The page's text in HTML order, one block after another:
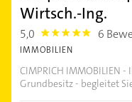
Wirtsch.-Ing.
5,0 5.0 6
IMMOBILIEN
CIMPRICH IMMOBILIEN
Grundbesitz - begleitet